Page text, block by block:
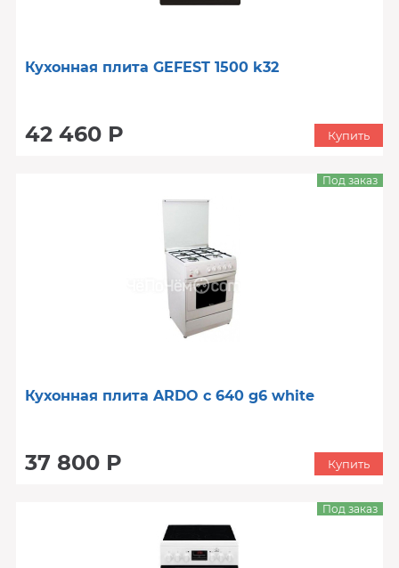
Кухонная плита GEFEST 1500 k32
42 460 Р Купить
Кухонная плита ARDO c 640 g6 white
37 800 Р
Под заказ
Купить
Под заказ